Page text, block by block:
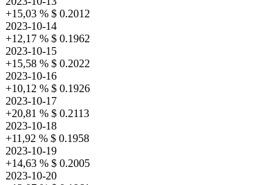
+15,03 % $ 0.2012
2023-10-14
+12,17 % $ 0.1962
2023-10-15
+15,58 % $ 0.2022
2023-10-16
+10,12 % $ 0.1926
2023-10-17
+20,81 % $ 0.2113
2023-10-18
+11,92 % $ 0.1958
2023-10-19
+14,63 % $ 0.2005
2023-10-20